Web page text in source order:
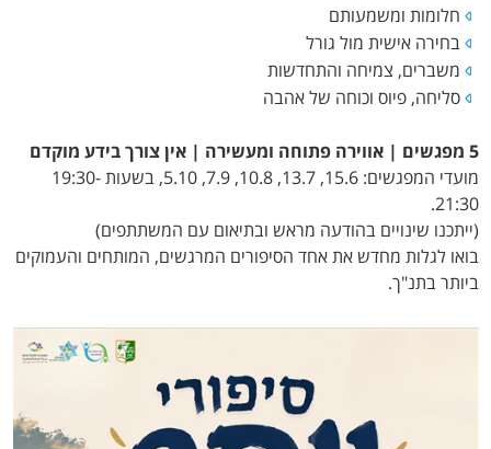
חלומות ומשמעותם
בחירה אישית מול גורל
משברים, צמיחה והתחדשות
סליחה, פיוס וכוחה של אהבה
5 מפגשים | אווירה פתוחה ומעשירה | אין צורך בידע מוקדם
מועדי המפגשים: 15.6, 13.7, 10.8, 7.9, 5.10, בשעות 19:30-
21:30.
(ייתכנו שינויים בהודעה מראש ובתיאום עם המשתתפים)
בואו לגלות מחדש את אחד הסיפורים המרגשים, המותחים והעמוקים
ביותר בתנ"ך.